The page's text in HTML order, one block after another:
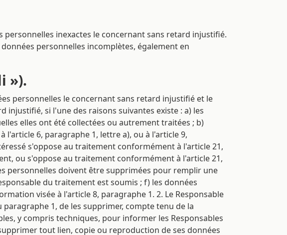
inexactes le concernant sans retard injustifié.
personnelles incomplètes, également en
»).
personnelles le concernant sans retard injustifié et le
si l'une des raisons suivantes existe : a) les
elles ont été collectées ou autrement traitées ; b)
6, paragraphe 1, lettre a), ou à l'article 9,
s'oppose au traitement conformément à l'article 21,
ou s'oppose au traitement conformément à l'article 21,
personnelles doivent être supprimées pour remplir une
du traitement est soumis ; f) les données
visée à l'article 8, paragraphe 1. 2. Le Responsable
1, de les supprimer, compte tenu de la
y compris techniques, pour informer les Responsables
tout lien, copie ou reproduction de ses données